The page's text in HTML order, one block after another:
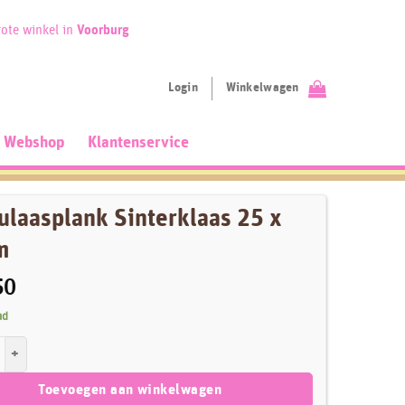
winkel in Voorburg
Login Winkelwagen
Webshop Klantenservice
Sinterklaas 25 x
Toevoegen aan winkelwagen